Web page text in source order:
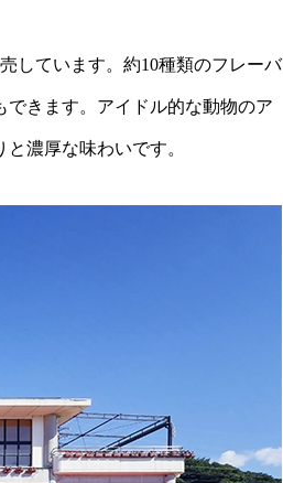
しています。約10種類のフレーバ
きます。アイドル的な動物のア
濃厚な味わいです。